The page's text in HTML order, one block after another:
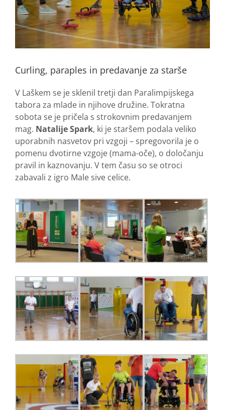
Curling, paraples in predavanje za starše
V Laškem se je sklenil tretji dan Paralimpijskega
tabora za mlade in njihove družine. Tokratna
sobota se je pričela s strokovnim predavanjem
mag. Natalije Spark, ki je staršem podala veliko
uporabnih nasvetov pri vzgoji – spregovorila je o
pomenu dvotirne vzgoje (mama-oče), o določanju
pravil in kaznovanju. V tem času so se otroci
zabavali z igro Male sive celice.